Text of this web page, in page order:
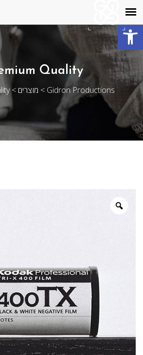
פתח סרגל נגישות
Quality
Gidron Productions
> מוצרים>